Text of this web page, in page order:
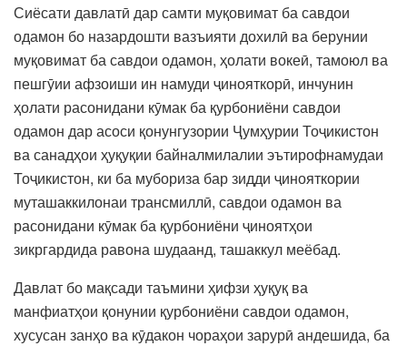
Сиёсати давлатӣ дар самти муқовимат ба савдои
одамон бо назардошти вазъияти дохилӣ ва берунии
муқовимат ба савдои одамон, ҳолати вокеӣ, тамоюл ва
пешгӯии афзоиши ин намуди ҷинояткорӣ, инчунин
ҳолати расонидани кӯмак ба қурбониёни савдои
одамон дар асоси қонунгузории Ҷумҳурии Тоҷикистон
ва санадҳои ҳуқуқии байналмилалии эътирофнамудаи
Тоҷикистон, ки ба мубориза бар зидди ҷинояткории
муташаккилонаи трансмиллӣ, савдои одамон ва
расонидани кӯмак ба қурбониёни ҷиноятҳои
зикргардида равона шудаанд, ташаккул меёбад.
Давлат бо мақсади таъмини ҳифзи ҳуқуқ ва
манфиатҳои қонунии қурбониёни савдои одамон,
хусусан занҳо ва кӯдакон чораҳои зарурӣ андешида, ба